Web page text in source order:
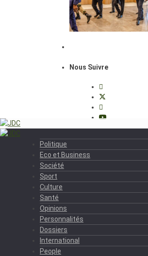
Nous Suivre
Politique
Eco et Business
Société
Sport
Culture
Santé
Opinions
Personnalités
Dossiers
International
People